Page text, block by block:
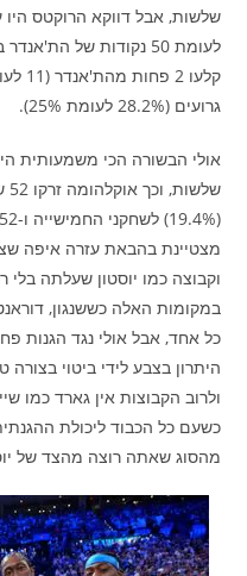
גרועים (28.2% לעומת 25%).
אולי הבשורה הכי משמעותית
מצטיינת בהבאת עזרה איפה
וקבוצה כמו יוסטון שעלתה
כל אחד, אבל אולי נגד הגנות
היתרון בצבע לידי ביטוי
ולרוב הקבוצות אין גארד כמו
כשעם כל הכבוד ליכולת
מהסוג שאתה רוצה מהצד של